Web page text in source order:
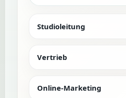
Studioleitung
Vertrieb
Online-Marketing